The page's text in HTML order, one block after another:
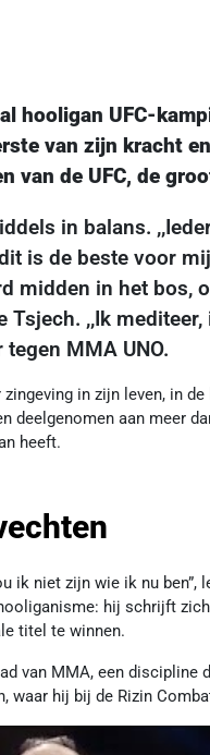
hooligan UFC-
van zijn kracht
van de UFC, de
in balans.
is de beste voor
midden in het bos,
,,Ik
MMA UNO.
in zijn leven, in
deelgenomen aan meer
heeft.
ik niet zijn wie ik nu ben”,
hij schrijft
titel te winnen.
van MMA, een discipline
waar hij bij de Rizin